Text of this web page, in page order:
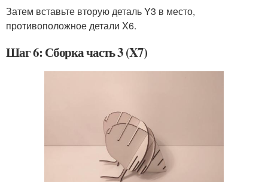
Затем вставьте вторую деталь Y3 в место,
противоположное детали X6.
Шаг 6: Сборка часть 3 (X7)